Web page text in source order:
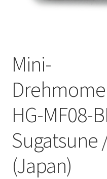
Widerrufsbelehrung
Mini-
HG-MF08-
Sugatsune
(Japan)